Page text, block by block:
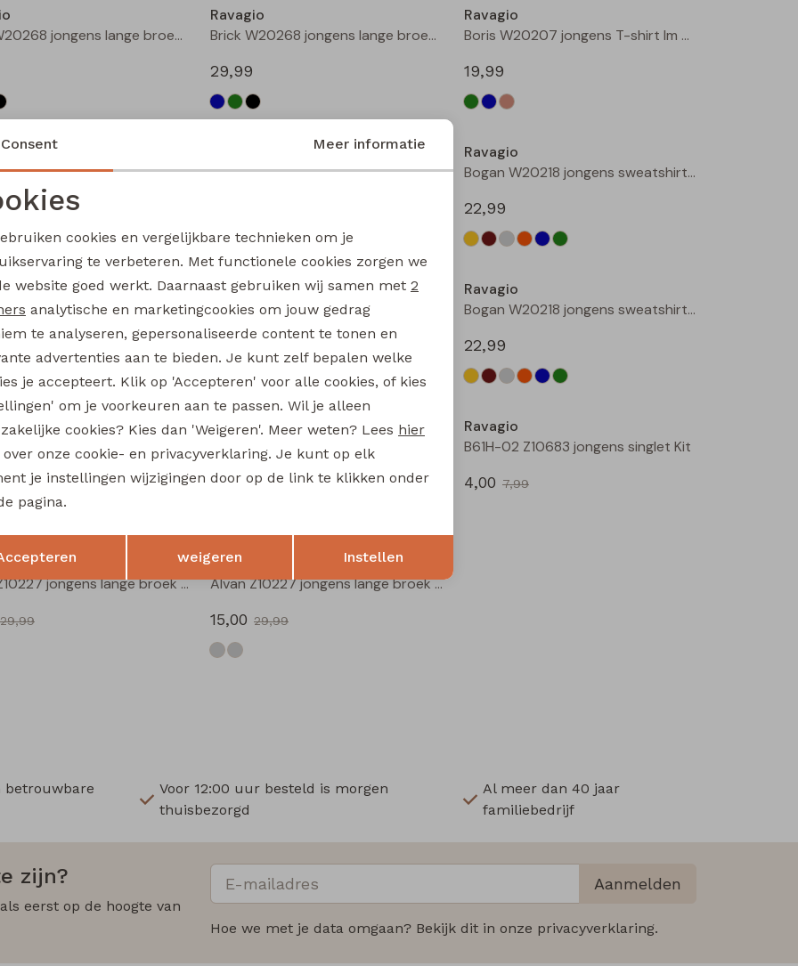
Brick W20268 jongens lange broek Groen donker
Ravagio
Brick W20268 jongens lange broek Zwart
29,99
Ravagio
Boris W20207 jongens T-shirt lm Groen donker
19,99
Nieuw
Boris W20207 jongens T-shirt lm Ecru melee
Bogan W20218 jongens sweatshirt Geel
Ravagio
Bogan W20218 jongens sweatshirt Beige
22,99
Bogan W20218 jongens sweatshirt Oranje
Ravagio
Ravagio
Bogan W20218 jongens sweatshirt Mint
22,99
Ravagio
17,99
Ravagio
B61H-02 Z10683 jongens singlet Kit
4,00 7,99
Alvan Z10227 jongens lange broek Antra
29,99
Ravagio
Alvan Z10227 jongens lange broek Grijs midden
15,00 29,99
betrouwbare
Voor 12:00 uur besteld is morgen
thuisbezorgd
Al meer dan 40 jaar
familiebedrijf
zijn?
eerst op de hoogte van
Aanmelden
Hoe we met je data omgaan? Bekijk dit in onze privacyverklaring.
cookies
cookies Marketing cookies
Terug Opslaan
Consent Meer informatie
cookies en vergelijkbare technieken om je
te verbeteren. Met functionele cookies zorgen we
website goed werkt. Daarnaast gebruiken wij samen met 2
analytische en marketingcookies om jouw gedrag
te analyseren, gepersonaliseerde content te tonen en
advertenties aan te bieden. Je kunt zelf bepalen welke
je accepteert. Klik op 'Accepteren' voor alle cookies, of kies
om je voorkeuren aan te passen. Wil je alleen
cookies? Kies dan 'Weigeren'. Meer weten? Lees hier
over onze cookie- en privacyverklaring. Je kunt op elk
je instellingen wijzigingen door op de link te klikken onder
pagina.
weigeren Instellen